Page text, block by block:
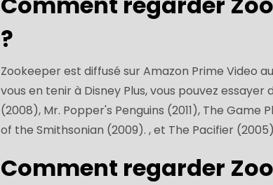
?
Zookeeper est diffusé sur Amazon Prime Video
vous en tenir à Disney Plus, vous pouvez
(2008), Mr. Popper's Penguins (2011), The
of the Smithsonian (2009). , et The Pacifier
Comment regarder